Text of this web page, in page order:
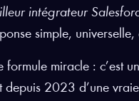
intégrateur
simple, universelle,
miracle : c’est
2023 d’une